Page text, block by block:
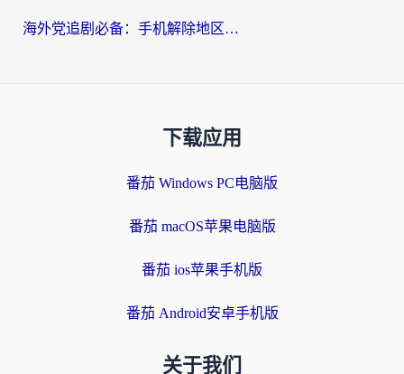
海外党追剧必备：手机解除地区限制app怎么选？解决央视视频&国内剧地区限制全指南
下载应用
番茄 Windows PC电脑版
番茄 macOS苹果电脑版
番茄 ios苹果手机版
番茄 Android安卓手机版
关于我们